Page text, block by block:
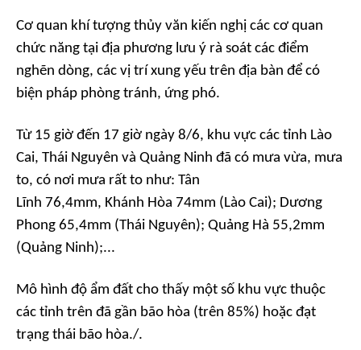
Cơ quan khí tượng thủy văn kiến nghị các cơ quan
chức năng tại địa phương lưu ý rà soát các điểm
nghẽn dòng, các vị trí xung yếu trên địa bàn để có
biện pháp phòng tránh, ứng phó.
Từ 15 giờ đến 17 giờ ngày 8/6, khu vực các tỉnh Lào
Cai, Thái Nguyên và Quảng Ninh đã có mưa vừa, mưa
to, có nơi mưa rất to như: Tân
Lĩnh 76,4mm, Khánh Hòa 74mm (Lào Cai); Dương
Phong 65,4mm (Thái Nguyên); Quảng Hà 55,2mm
(Quảng Ninh);...
Mô hình độ ẩm đất cho thấy một số khu vực thuộc
các tỉnh trên đã gần bão hòa (trên 85%) hoặc đạt
trạng thái bão hòa./.